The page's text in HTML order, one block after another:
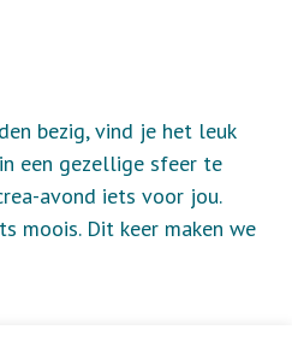
bezig, vind je het leuk
een gezellige sfeer te
avond iets voor jou.
moois. Dit keer maken we